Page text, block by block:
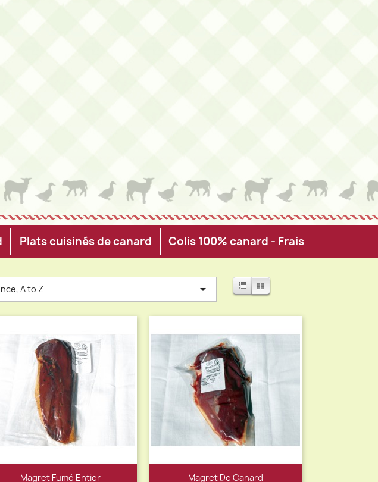
Plats cuisinés de canard Colis 100% canard - Frais
A to Z  List
Magret Fumé Entier
Aperçu rapide Magret De Canard
Aperçu rapide